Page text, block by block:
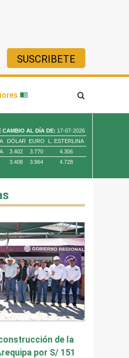
SUSCRIBETE
US $/ Oz. Tr.
CAMBIO AL DÍA DE: 17-07-2026
DÓLAR EURO
L. ESTERLINA
3.402 3.770
4.306
3.408 3.964 4.728
construcción de la
por S/ 151